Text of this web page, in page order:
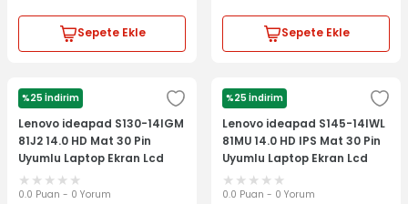
Sepete Ekle Sepete Ekle
%25 İndirim
LENOVO
Lenovo ideapad S130-14IGM
81J2 14.0 HD Mat 30 Pin
Uyumlu Laptop Ekran Lcd
Panel
0.0 Puan - 0 Yorum
%25 İndirim
LENOVO
Lenovo ideapad S145-14IWL
81MU 14.0 HD IPS Mat 30 Pin
Uyumlu Laptop Ekran Lcd
Panel
0.0 Puan - 0 Yorum